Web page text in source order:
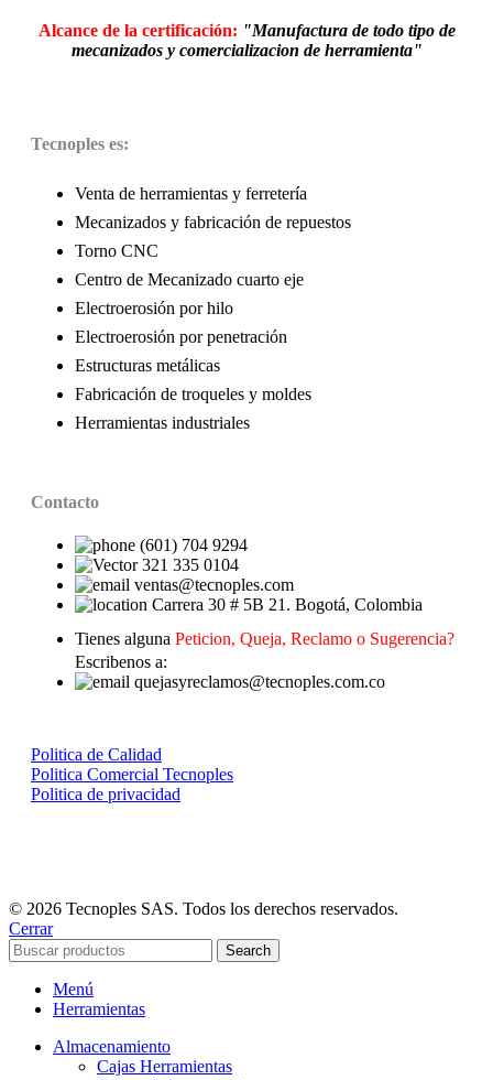
Alcance de la certificación: "Manufactura de todo tipo de
mecanizados y comercializacion de herramienta"
Tecnoples es:
Venta de herramientas y ferretería
Mecanizados y fabricación de repuestos
Torno CNC
Centro de Mecanizado cuarto eje
Electroerosión por hilo
Electroerosión por penetración
Estructuras metálicas
Fabricación de troqueles y moldes
Herramientas industriales
Contacto
(601) 704 9294
321 335 0104
ventas@tecnoples.com
Carrera 30 # 5B 21. Bogotá, Colombia
Tienes alguna Peticion, Queja, Reclamo o Sugerencia?
Escribenos a:
quejasyreclamos@tecnoples.com.co
Politica de Calidad
Politica Comercial Tecnoples
Politica de privacidad
© 2026 Tecnoples SAS. Todos los derechos reservados.
Cerrar
Search
Menú
Herramientas
Almacenamiento
Cajas Herramientas